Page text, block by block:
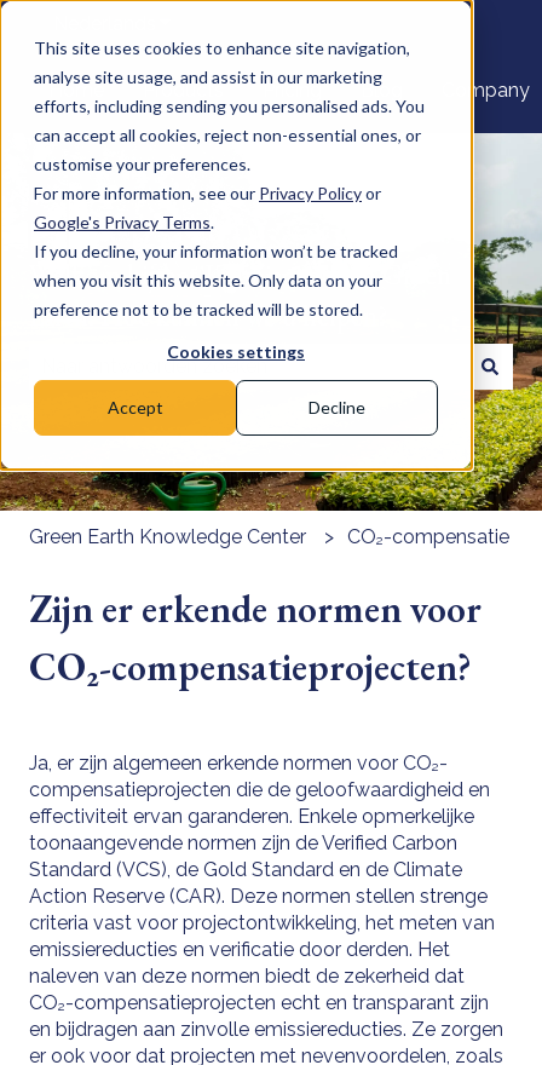
This site uses cookies to enhance site navigation,
analyse site usage, and assist in our marketing
efforts, including sending you personalised ads. You
can accept all cookies, reject non-essential ones, or
customise your preferences.
For more information, see our Privacy Policyor
Google's Privacy Terms.
If you decline, your information won’t be tracked
when you visit this website. Only data on your
preference not to be tracked will be stored.
Cookies settings
Accept Decline
Home Products Pricing Blog Company
Welkom bij het Kenniscentrum Green
Earth. Hoe kunnen we u helpen?
Er zijn geen suggesties want het zoekveld is leeg.
Green Earth Knowledge Center CO₂-compensatie
Zijn er erkende normen voor
CO₂-compensatieprojecten?
Ja, er zijn algemeen erkende normen voor CO₂-
compensatieprojecten die de geloofwaardigheid en
effectiviteit ervan garanderen. Enkele opmerkelijke
toonaangevende normen zijn de Verified Carbon
Standard (VCS), de Gold Standard en de Climate
Action Reserve (CAR). Deze normen stellen strenge
criteria vast voor projectontwikkeling, het meten van
emissiereducties en verificatie door derden. Het
naleven van deze normen biedt de zekerheid dat
CO₂-compensatieprojecten echt en transparant zijn
en bijdragen aan zinvolle emissiereducties. Ze zorgen
er ook voor dat projecten met nevenvoordelen, zoals